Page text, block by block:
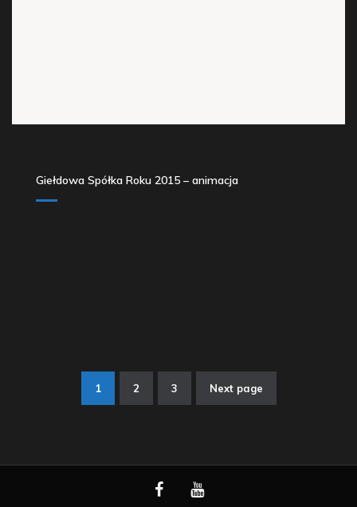
Giełdowa Spółka Roku 2015 – animacja
Stronicowanie
1 2 3 Next page